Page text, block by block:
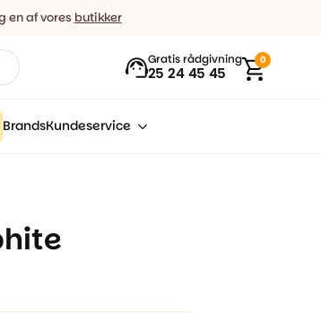
en af vores butikker
Gratis rådgivning
25 24 45 45
0
BrandsKundeservice